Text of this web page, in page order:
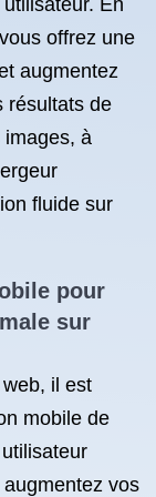
En
offrez une
augmentez
résultats de
images, à
fluide sur
pour
sur
il est
mobile de
vos